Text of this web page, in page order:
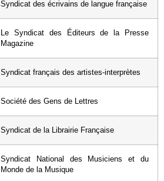
Syndicat des écrivains de langue française
Le Syndicat des Éditeurs de la Presse
Magazine
Syndicat français des artistes-interprètes
Société des Gens de Lettres
Syndicat de la Librairie Française
Syndicat National des Musiciens et du
Monde de la Musique